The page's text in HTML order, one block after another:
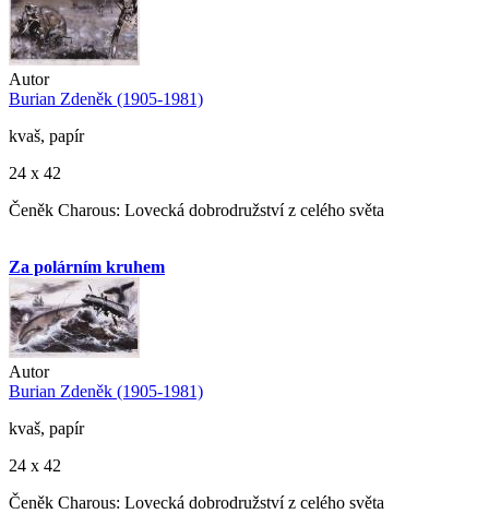
Autor
Burian Zdeněk (1905-1981)
kvaš, papír
24 x 42
Čeněk Charous: Lovecká dobrodružství z celého světa
Za polárním kruhem
Autor
Burian Zdeněk (1905-1981)
kvaš, papír
24 x 42
Čeněk Charous: Lovecká dobrodružství z celého světa